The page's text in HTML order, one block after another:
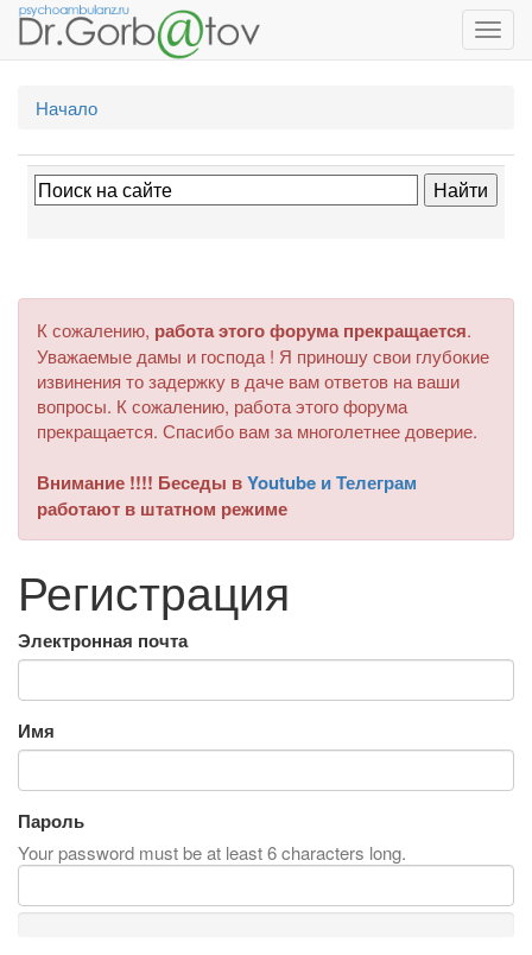
Начало
К сожалению, работа этого форума прекращается.
Уважаемые дамы и господа ! Я приношу свои глубокие
извинения то задержку в даче вам ответов на ваши
вопросы. К сожалению, работа этого форума
прекращается. Спасибо вам за многолетнее доверие.
Внимание !!!! Беседы вYoutube и Телеграм
работают в штатном режиме
Регистрация
Электронная почта
Имя
Пароль
Your password must be at least 6 characters long.